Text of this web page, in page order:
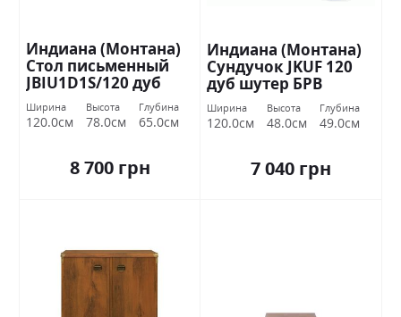
Индиана (Монтана)
Стол письменный
JBIU1D1S/120 дуб
шутер БРВ Украина
Ширина
120.0см
Высота
78.0см
Глубина
65.0см
8 700 грн
Индиана (Монтана)
Сундучок JKUF 120
дуб шутер БРВ
Украина
Ширина
120.0см
Высота
48.0см
Глубина
49.0см
7 040 грн